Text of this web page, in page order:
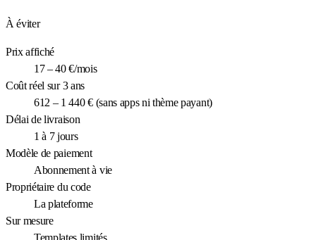
À éviter
Prix affiché
17 – 40 €/mois
Coût réel sur 3 ans
612 – 1 440 € (sans apps ni thème payant)
Délai de livraison
1 à 7 jours
Modèle de paiement
Abonnement à vie
Propriétaire du code
La plateforme
Sur mesure
Templates limités